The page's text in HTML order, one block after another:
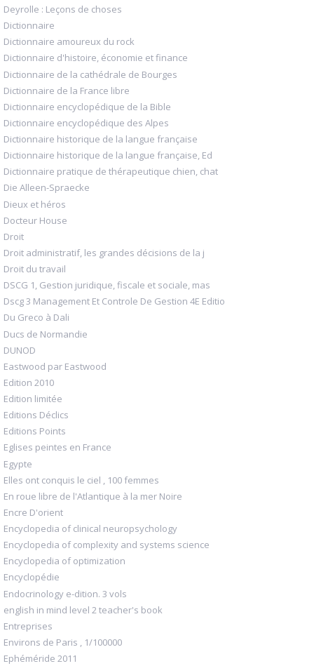
Deyrolle : Leçons de choses
Dictionnaire
Dictionnaire amoureux du rock
Dictionnaire d'histoire, économie et finance
Dictionnaire de la cathédrale de Bourges
Dictionnaire de la France libre
Dictionnaire encyclopédique de la Bible
Dictionnaire encyclopédique des Alpes
Dictionnaire historique de la langue française
Dictionnaire historique de la langue française, Ed
Dictionnaire pratique de thérapeutique chien, chat
Die Alleen-Spraecke
Dieux et héros
Docteur House
Droit
Droit administratif, les grandes décisions de la j
Droit du travail
DSCG 1, Gestion juridique, fiscale et sociale, mas
Dscg 3 Management Et Controle De Gestion 4E Editio
Du Greco à Dali
Ducs de Normandie
DUNOD
Eastwood par Eastwood
Edition 2010
Edition limitée
Editions Déclics
Editions Points
Eglises peintes en France
Egypte
Elles ont conquis le ciel , 100 femmes
En roue libre de l'Atlantique à la mer Noire
Encre D'orient
Encyclopedia of clinical neuropsychology
Encyclopedia of complexity and systems science
Encyclopedia of optimization
Encyclopédie
Endocrinology e-dition. 3 vols
english in mind level 2 teacher's book
Entreprises
Environs de Paris , 1/100000
Ephéméride 2011